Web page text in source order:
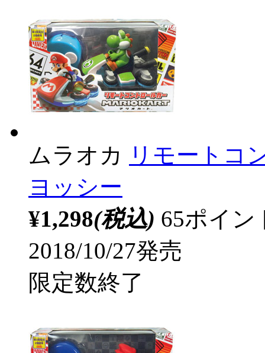
ムラオカ
リモートコ
ヨッシー
¥1,298(税込) 65ポイ
2018/10/27発売
限定数終了